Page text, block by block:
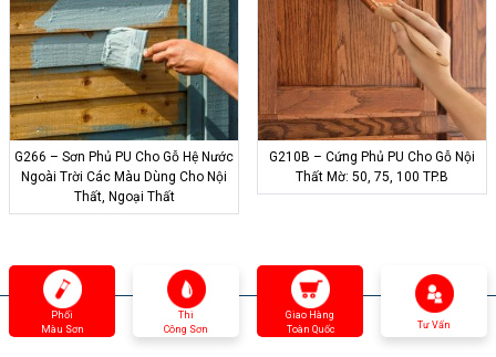
G266 – Sơn Phủ PU Cho Gỗ Hệ Nước
Ngoài Trời Các Màu Dùng Cho Nội
Thất, Ngoại Thất
G210B – Cứng Phủ PU Cho Gỗ Nội
Thất Mờ: 50, 75, 100 TP.B
Phối
Màu Sơn
Thi
Công Sơn
Giao Hàng
Toàn Quốc
Tư Vấn